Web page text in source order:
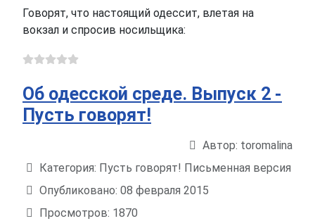
Говорят, что настоящий одессит, влетая на
вокзал и спросив носильщика:
Об одесской среде. Выпуск 2 -
Пусть говорят!
Автор: toromalina
Категория: Пусть говорят! Письменная версия
Опубликовано: 08 февраля 2015
Просмотров: 1870